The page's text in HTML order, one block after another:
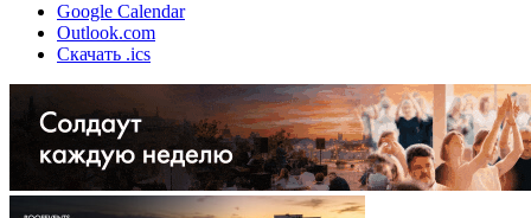
Google Calendar
Outlook.com
Скачать .ics